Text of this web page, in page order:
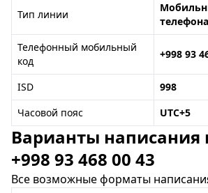
Тип линии
телефона
Телефонный мобильный
код
+998 93
ISD
998
Часовой пояс
UTC+5
Варианты написания
+998 93 468 00 43
Все возможные форматы